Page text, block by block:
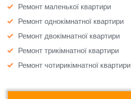
Ремонт маленької квартири
Ремонт однокімнатної квартири
Ремонт двокімнатної квартири
Ремонт трикімнатної квартири
Ремонт чотирикімнатної квартири